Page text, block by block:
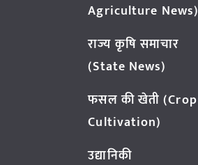
Agriculture News)
राज्य कृषि समाचार
(State News)
फसल की खेती (Crop
Cultivation)
उद्यानिकी